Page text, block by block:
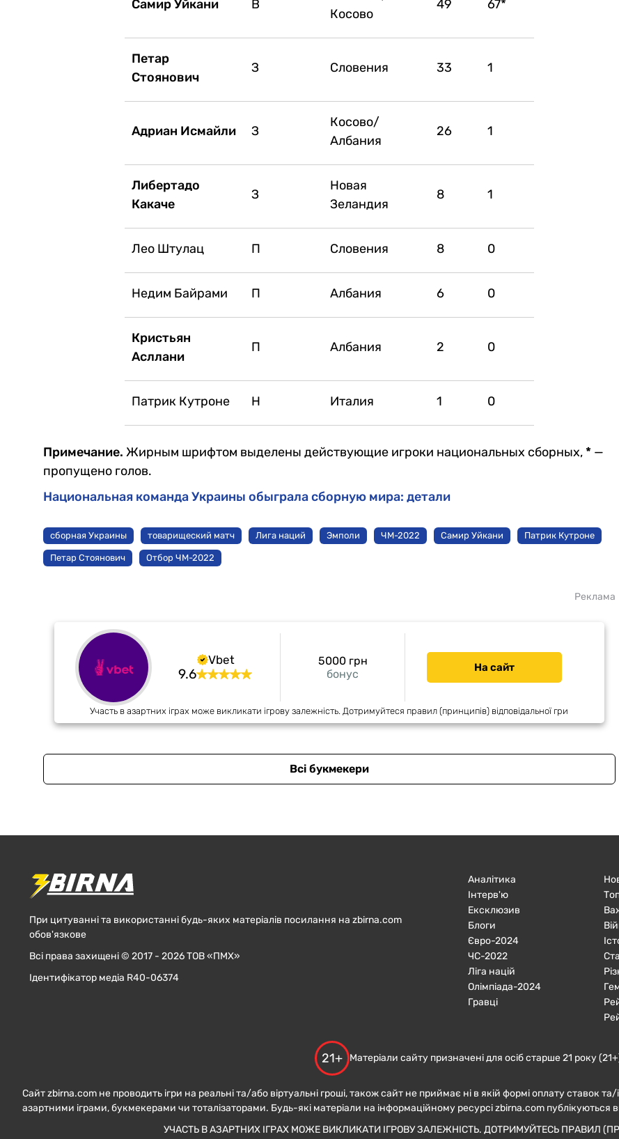
Самир Уйкани В
Косово
49 67*
Петар
Стоянович
З Словения 33 1
Адриан Исмайли З
Косово/
Албания
26 1
Либертадо
Какаче
З
Новая
Зеландия
8 1
Лео Штулац П Словения 8 0
Недим Байрами П Албания 6 0
Кристьян
Асллани
П Албания 2 0
Патрик Кутроне Н Италия 1 0
Примечание. Жирным шрифтом выделены действующие игроки национальных сборных, * —
пропущено голов.
Национальная команда Украины обыграла сборную мира: детали
сборная Украины товарищеский матч Лига наций Эмполи ЧМ-2022 Самир Уйкани Патрик Кутроне
Петар Стоянович Отбор ЧМ-2022
Реклама
Vbet
9.6 бонус
5000 грн На сайт
Участь в азартних іграх може викликати ігрову залежність. Дотримуйтеся правил (принципів) відповідальної гри
Всі букмекери
При цитуванні та використанні будь-яких матеріалів посилання на zbirna.com
обов'язкове
Всі права захищені © 2017 - 2026 ТОВ «ПМХ»
Ідентифікатор медіа R40-06374
Аналітика
Інтерв'ю
Ексклюзив
Блоги
Євро-2024
ЧC-2022
Ліга націй
Олімпіада-2024
Гравці
21+ Матеріали сайту призначені для осіб старше 21 року
Сайт zbirna.com не проводить ігри на реальні та/або віртуальні гроші, також сайт не приймає ні в якій формі оплату ставок
азартними іграми, букмекерами чи тоталізаторами. Будь-які матеріали на інформаційному ресурсі zbirna.com публікуються
УЧАСТЬ В АЗАРТНИХ ІГРАХ МОЖЕ ВИКЛИКАТИ ІГРОВУ ЗАЛЕЖНІСТЬ. ДОТРИМУЙТЕСЬ ПРАВИЛ